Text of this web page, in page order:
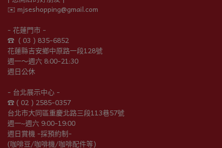
✉️ mjseshopping@gmail.com
- 花蓮門市 -
☎︎  ( 03 ) 835-6852
花蓮縣吉安鄉中原路一段128號
週一～週六 8:00-21:30
週日公休
- 台北展示中心 -
☎︎ ( 02 ) 2585-0357
台北市大同區重慶北路三段113巷57號
週一~週六 9:00-19:00
週日賞機 -採預約制-
(咖啡豆/咖啡機/咖啡配件等)